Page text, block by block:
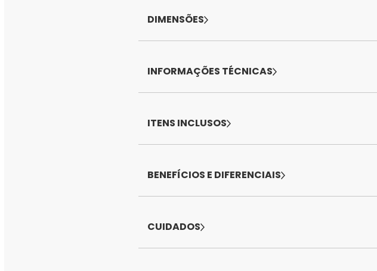
DIMENSÕES
INFORMAÇÕES TÉCNICAS
ITENS INCLUSOS
BENEFÍCIOS E DIFERENCIAIS
CUIDADOS